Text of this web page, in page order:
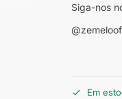
Siga-nos
Em